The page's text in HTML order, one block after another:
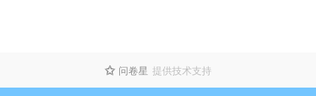
 问卷星 提供技术支持